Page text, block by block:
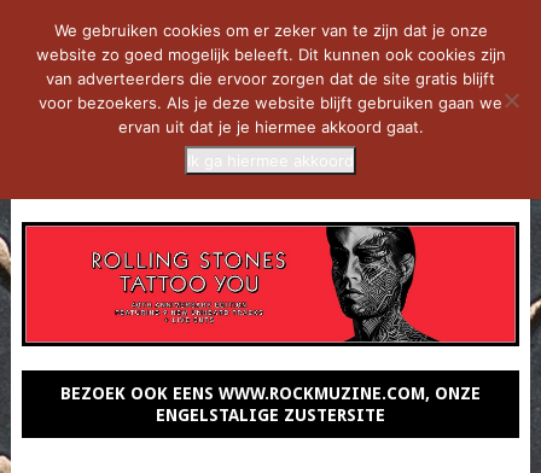
BEZOEK OOK EENS WWW.ROCKMUZINE.COM, ONZE
ENGELSTALIGE ZUSTERSITE
We gebruiken cookies om er zeker van te zijn dat je onze
website zo goed mogelijk beleeft. Dit kunnen ook cookies zijn
van adverteerders die ervoor zorgen dat de site gratis blijft
voor bezoekers. Als je deze website blijft gebruiken gaan we
ervan uit dat je je hiermee akkoord gaat.
Ik ga hiermee akkoord